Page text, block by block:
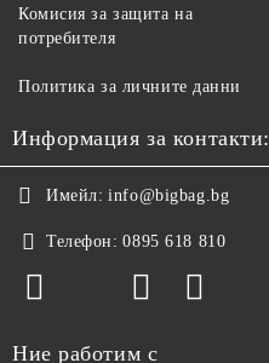
Комисия за защита на
потребителя
Политика за личните данни
Информация за контакти:
Имейл: info@bigbag.bg
Телефон: 0895 618 810
Ние работим с